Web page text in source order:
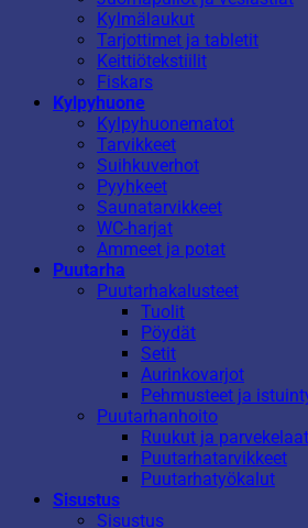
Kylmälaukut
Tarjottimet ja tabletit
Keittiötekstiilit
Fiskars
Kylpyhuone
Kylpyhuonematot
Tarvikkeet
Suihkuverhot
Pyyhkeet
Saunatarvikkeet
WC-harjat
Ammeet ja potat
Puutarha
Puutarhakalusteet
Tuolit
Pöydät
Setit
Aurinkovarjot
Pehmusteet ja
Puutarhanhoito
Ruukut ja
Puutarhatarvikkeet
Puutarhatyökalut
Sisustus
Sisustus